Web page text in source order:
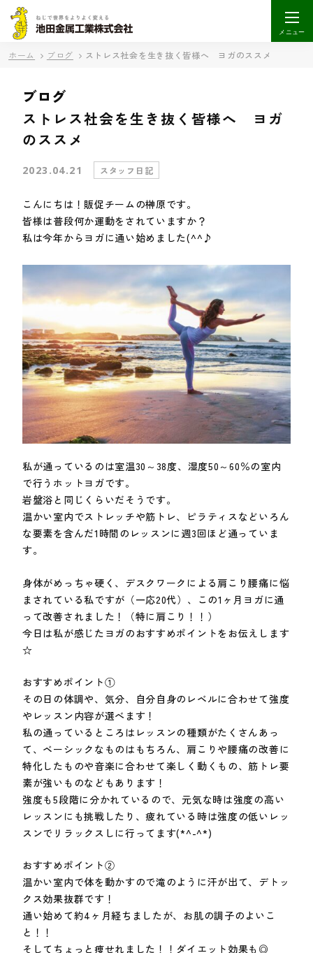
メニュー
ホーム ブログ ストレス社会を生き抜く皆様へ ヨガのススメ
ブログ
ストレス社会を生き抜く皆様へ ヨガ
のススメ
2023.04.21 スタッフ日記
こんにちは！販促チームの榊原です。
皆様は普段何か運動をされていますか？
私は今年からヨガに通い始めました(^^♪
私が通っているのは室温30～38度、湿度50～60％の室内
で行うホットヨガです。
岩盤浴と同じくらいだそうです。
温かい室内でストレッチや筋トレ、ピラティスなどいろん
な要素を含んだ1時間のレッスンに週3回ほど通っていま
す。
身体がめっちゃ硬く、デスクワークによる肩こり腰痛に悩
まされている私ですが（一応20代）、この1ヶ月ヨガに通
って改善されました！（特に肩こり！！）
今日は私が感じたヨガのおすすめポイントをお伝えします
☆
おすすめポイント①
その日の体調や、気分、自分自身のレベルに合わせて強度
やレッスン内容が選べます！
私の通っているところはレッスンの種類がたくさんあっ
て、ベーシックなものはもちろん、肩こりや腰痛の改善に
特化したものや音楽に合わせて楽しく動くもの、筋トレ要
素が強いものなどもあります！
強度も5段階に分かれているので、元気な時は強度の高い
レッスンにも挑戦したり、疲れている時は強度の低いレッ
スンでリラックスしに行ってます(*^-^*)
おすすめポイント②
温かい室内で体を動かすので滝のように汗が出て、デトッ
クス効果抜群です！
通い始めて約4ヶ月経ちましたが、お肌の調子のよいこ
と！！
そしてちょっと痩せれました！！ダイエット効果も◎